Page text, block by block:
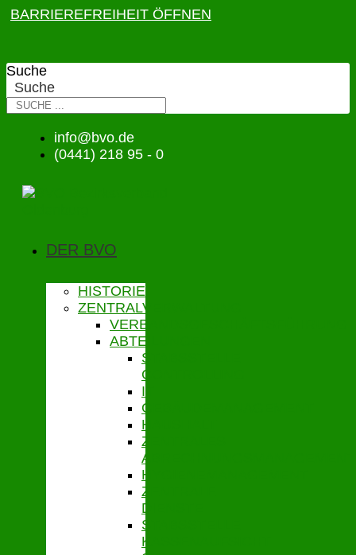
BARRIEREFREIHEIT ÖFFNEN
Suche
Suche
info@bvo.de
(0441) 218 95 - 0
DER BVO
HISTORIE
ZENTRALVERWALTUNG
VERBANDSGESCHÄFTSFÜHRUNG
ABTEILUNGEN
STABSSTELLE
CONTROLLING
IT
GEBÄUDEMANAGEMENT
HAUSHALT
ZENTRALES
ABRECHNUNGSMANAGEMENT
HYGIENEMANAGEMENT
ZENTRALE
DIENSTE
STABSSTELLE
KASSENAUFSICHT